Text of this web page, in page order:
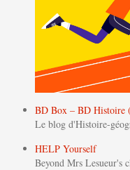
BD Box – BD Histoire
Le blog d'Histoire-
HELP Yourself
Beyond Mrs Lesueur's